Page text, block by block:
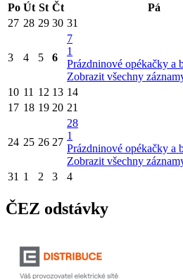
Po Út St Čt Pá
27 28 29 30 31
3 4 5 6
7
1
Prázdninové opékačky a
Zobrazit všechny
10 11 12 13 14
17 18 19 20 21
24 25 26 27
28
1
Prázdninové opékačky a
Zobrazit všechny
31 1 2 3 4
ČEZ odstávky